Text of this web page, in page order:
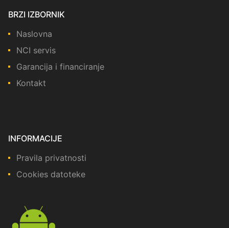
BRZI IZBORNIK
Naslovna
NCI servis
Garancija i financiranje
Kontakt
INFORMACIJE
Pravila privatnosti
Cookies datoteke